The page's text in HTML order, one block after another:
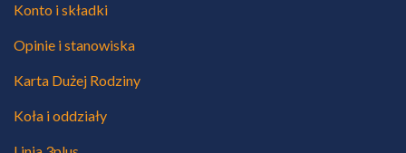
Konto i składki
Opinie i stanowiska
Karta Dużej Rodziny
Koła i oddziały